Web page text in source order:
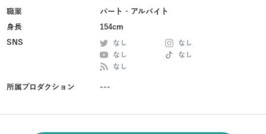
職業
パート・アルバイト
身長
154cm
SNS
なし
なし
なし
なし
なし
所属プロダクション ---